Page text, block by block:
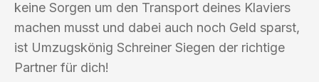
keine Sorgen um den Transport deines Klaviers
machen musst und dabei auch noch Geld sparst,
ist Umzugskönig Schreiner Siegen der richtige
Partner für dich!